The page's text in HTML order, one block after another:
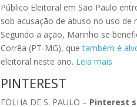
Público Eleitoral em São Paulo
sob acusação de abuso no uso de
Segundo a ação, Marinho se
Corrêa (PT-MG), quetambém é
eleitoral neste ano. Leia mais
PINTEREST
FOLHA DE S. PAULO – Pinterest